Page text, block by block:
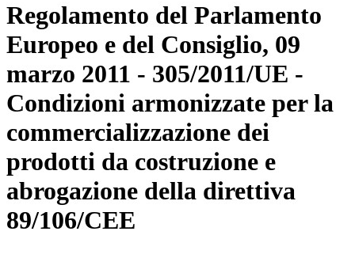
Regolamento del Parlamento
Europeo e del Consiglio, 09
marzo 2011 - 305/2011/UE -
Condizioni armonizzate per la
commercializzazione dei
prodotti da costruzione e
abrogazione della direttiva
89/106/CEE